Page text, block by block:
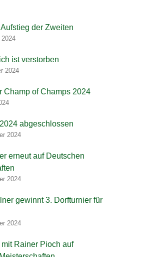
der Zweiten
ist verstorben
2024
Champ of Champs 2024
abgeschlossen
2024
erneut auf Deutschen
2024
gewinnt 3. Dorfturnier für
2024
Rainer Pioch auf